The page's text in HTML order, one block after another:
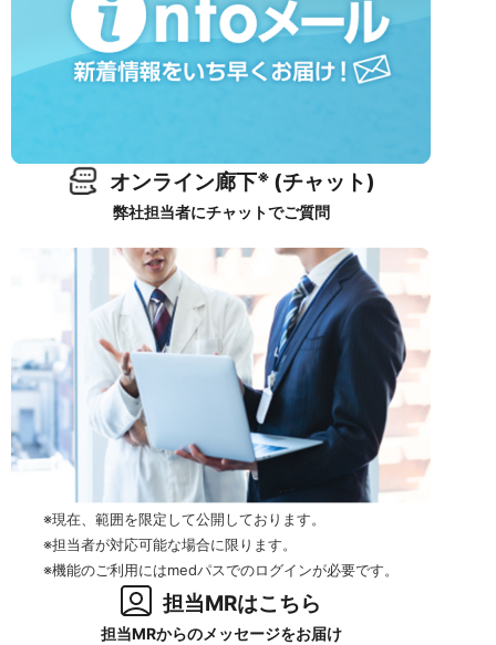
オンライン廊下※ (チャット)
弊社担当者にチャットでご質問
※現在、範囲を限定して公開しております。
※担当者が対応可能な場合に限ります。
※機能のご利用にはmedパスでのログインが必要です。
担当MRはこちら
担当MRからのメッセージをお届け